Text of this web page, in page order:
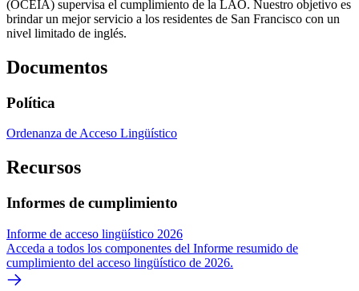
(OCEIA) supervisa el cumplimiento de la LAO. Nuestro objetivo es
brindar un mejor servicio a los residentes de San Francisco con un
nivel limitado de inglés.
Documentos
Política
Ordenanza de Acceso Lingüístico
Recursos
Informes de cumplimiento
Informe de acceso lingüístico 2026
Acceda a todos los componentes del Informe resumido de
cumplimiento del acceso lingüístico de 2026.